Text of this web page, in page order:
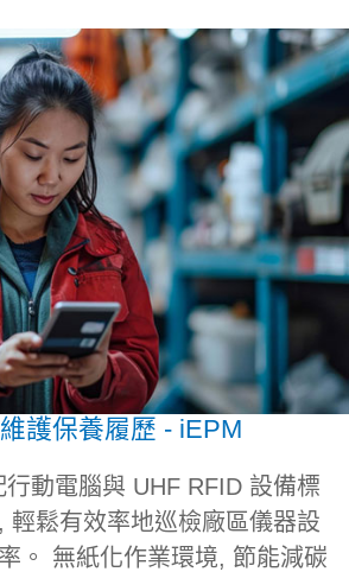
護保養履歷 - iEPM
動電腦與 UHF RFID 設備標
輕鬆有效率地巡檢廠區儀器設
。 無紙化作業環境, 節能減碳